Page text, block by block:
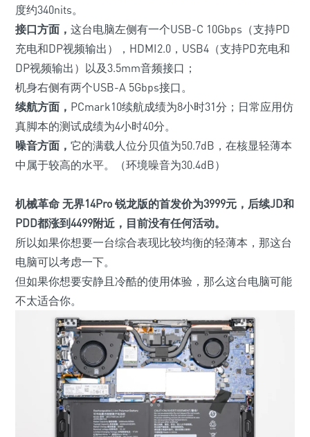
度约340nits。
接口方面， 这台电脑左侧有一个USB-C 10Gbps （支持PD
充电和DP视频输出）
，HDMI2.0，USB4 （支持PD充电和
DP视频输出） 以及3.5mm音频接口；
机身右侧有两个USB-A 5Gbps接口。
续航方面， PCmark10续航成绩为8小时31分；日常应用仿
真脚本的测试成绩为4小时40分。
噪音方面， 它的满载人位分贝值为50.7dB，在核显轻薄本
中属于较高的水平。
（环境噪音为30.4dB）
机械革命 无界14Pro 锐龙版的首发价为3999元，后续JD和
PDD都涨到4499附近，目前没有任何活动。
所以如果你想要一台综合表现比较均衡的轻薄本，那这台
电脑可以考虑一下。
但如果你想要安静且冷酷的使用体验，那么这台电脑可能
不太适合你。